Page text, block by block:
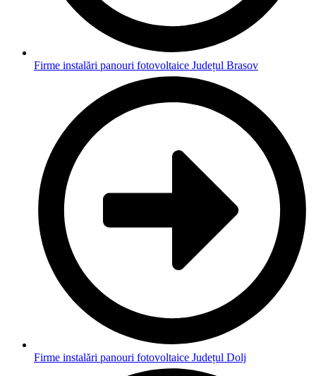
Firme instalări panouri fotovoltaice Județul Brasov
Firme instalări panouri fotovoltaice Județul Dolj